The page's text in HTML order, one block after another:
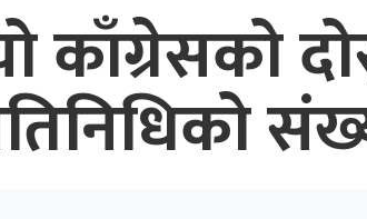
काँग्रेसको